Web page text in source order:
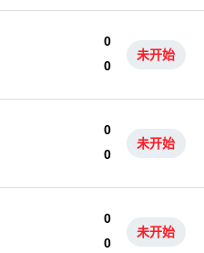
0
0
未开始
0
0
未开始
0
0
未开始